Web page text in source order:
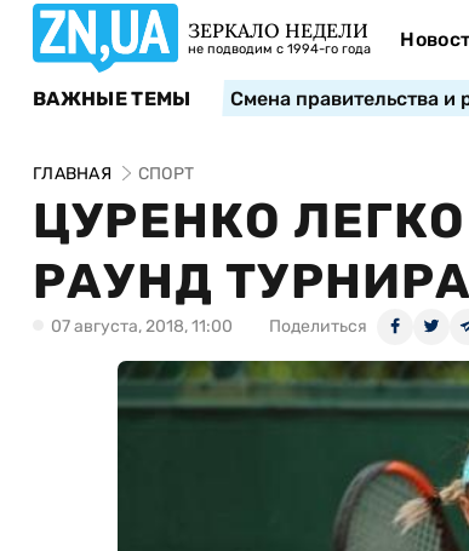
ЗЕРКАЛО НЕДЕЛИ
не подводим с 1994-го года
ВАЖНЫЕ ТЕМЫ Смена правительства и
ГЛАВНАЯ СПОРТ
ЦУРЕНКО
РАУНД
07 августа, 2018, 11:00 Поделиться